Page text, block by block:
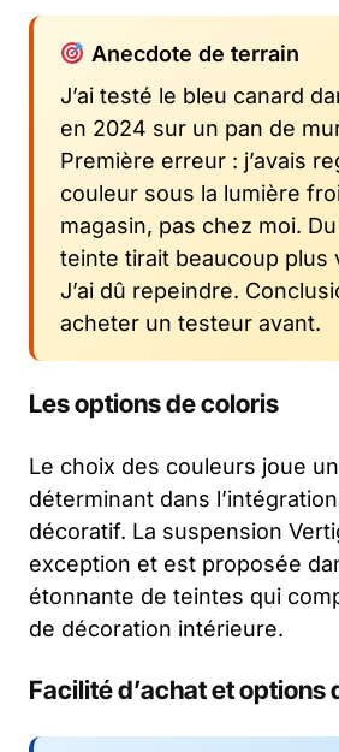
Anecdote de terrain
J’ai testé le bleu canard
en 2024 sur un pan de
Première erreur : j’avais
couleur sous la lumière
magasin, pas chez moi.
teinte tirait beaucoup plus
J’ai dû repeindre.
acheter un testeur avant.
Les options de coloris
Le choix des couleurs joue
déterminant dans
décoratif. La suspension
exception et est proposée
étonnante de teintes qui
de décoration intérieure.
Facilité d’achat et options